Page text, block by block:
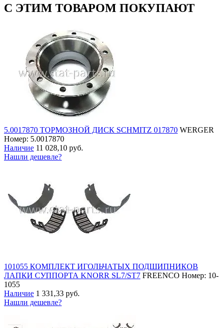
С ЭТИМ ТОВАРОМ ПОКУПАЮТ
5.0017870 ТОРМОЗНОЙ ДИСК SCHMITZ 017870 WERGER
Номер: 5.0017870
Наличие 11 028,10 руб.
Нашли дешевле?
101055 КОМПЛЕКТ ИГОЛЬЧАТЫХ ПОДШИПНИКОВ
ЛАПКИ СУППОРТА KNORR SL7/ST7 FREENCO Номер: 10-
1055
Наличие 1 331,33 руб.
Нашли дешевле?